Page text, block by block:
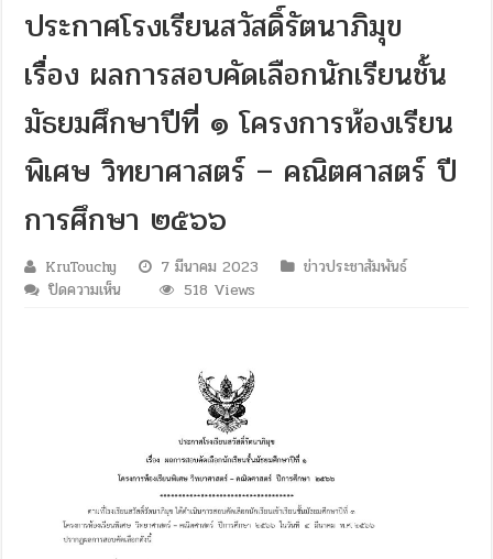
ประกาศโรงเรียนสวัสดิ์รัตนาภิมุข
เรื่อง ผลการสอบคัดเลือกนักเรียนชั้น
มัธยมศึกษาปีที่ ๑ โครงการห้องเรียน
พิเศษ วิทยาศาสตร์ – คณิตศาสตร์ ปี
การศึกษา ๒๕๖๖
KruTouchy 7 มีนาคม 2023
ข่าวประชาสัมพันธ์
ปิดความเห็น
เรื่อง
ผล
สอบ
คัด
518 Views